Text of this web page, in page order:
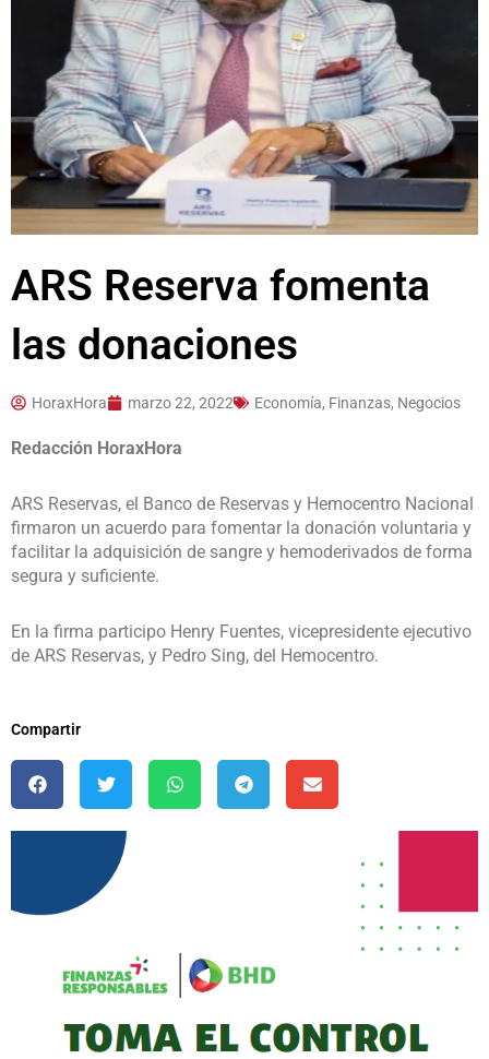
ARS Reserva fomenta
las donaciones
HoraxHora marzo 22, 2022 Economía, Finanzas, Negocios
Redacción HoraxHora
ARS Reservas, el Banco de Reservas y Hemocentro Nacional
firmaron un acuerdo para fomentar la donación voluntaria y
facilitar la adquisición de sangre y hemoderivados de forma
segura y suficiente.
En la firma participo Henry Fuentes, vicepresidente ejecutivo
de ARS Reservas, y Pedro Sing, del Hemocentro.
Compartir